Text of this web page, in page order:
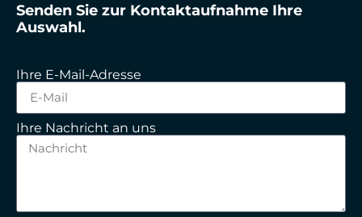
Senden Sie zur Kontaktaufnahme Ihre
Auswahl.
Ihre E-Mail-Adresse
Ihre Nachricht an uns